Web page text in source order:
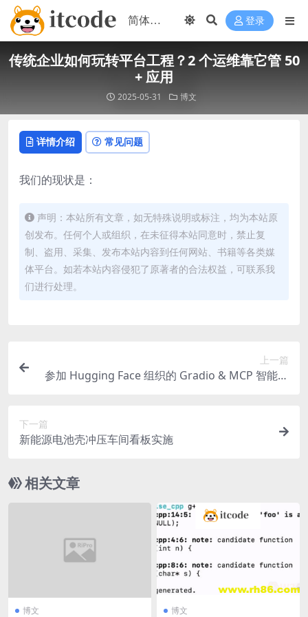
登录
传统企业如何玩转平台工程？2 个运维靠它管 50
+ 应用
2025-05-31 博文
详情介绍 常见问题
我们的现状是：
声明：本站所有文章，如无特殊说明或标注，均为本站原
创发布。任何个人或组织，在未征得本站同意时，禁止复
制、盗用、采集、发布本站内容到任何网站、书籍等各类媒
体平台。如若本站内容侵犯了原著者的合法权益，可联系我
们进行处理。
上一篇
参加 Hugging Face 组织的 Gradio & MCP 智能体
下一篇
新能源电池壳冲压车间看板实施
相关文章
博文 博文